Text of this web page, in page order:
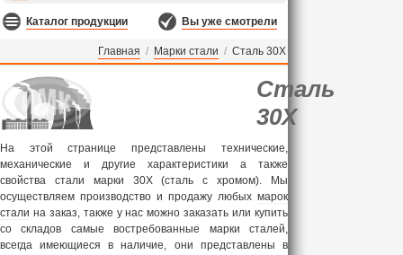
Каталог продукции Вы уже смотрели
Главная / Марки стали / Сталь 30Х
Сталь
30Х
На этой странице представлены технические,
механические и другие характеристики а также
свойства стали марки 30Х (сталь с хромом). Мы
осуществляем производство и продажу любых марок
стали на заказ, также у нас можно заказать или купить
со складов самые востребованные марки сталей,
всегда имеющиеся в наличие, они представлены в